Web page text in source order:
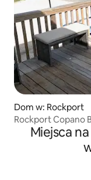
Dom w: Rockport
Rockport Copano
Miejsca